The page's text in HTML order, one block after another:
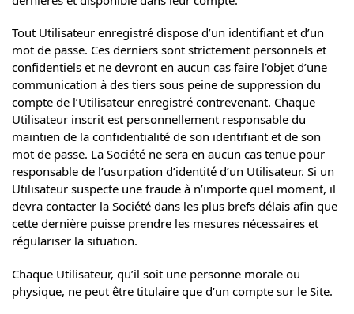
Tout Utilisateur enregistré dispose d’un identifiant et d’un
mot de passe. Ces derniers sont strictement personnels et
confidentiels et ne devront en aucun cas faire l’objet d’une
communication à des tiers sous peine de suppression du
compte de l’Utilisateur enregistré contrevenant. Chaque
Utilisateur inscrit est personnellement responsable du
maintien de la confidentialité de son identifiant et de son
mot de passe. La Société ne sera en aucun cas tenue pour
responsable de l’usurpation d’identité d’un Utilisateur. Si un
Utilisateur suspecte une fraude à n’importe quel moment, il
devra contacter la Société dans les plus brefs délais afin que
cette dernière puisse prendre les mesures nécessaires et
régulariser la situation.
Chaque Utilisateur, qu’il soit une personne morale ou
physique, ne peut être titulaire que d’un compte sur le Site.